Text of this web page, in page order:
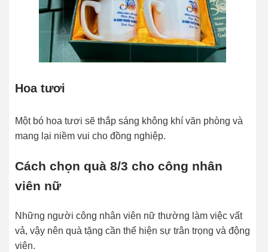
Hoa tươi
Một bó hoa tươi sẽ thắp sáng không khí văn phòng và
mang lại niềm vui cho đồng nghiệp.
Cách chọn quà 8/3 cho công nhân
viên nữ
Những người công nhân viên nữ thường làm việc vất
vả, vậy nên quà tặng cần thể hiện sự trân trọng và động
viên.